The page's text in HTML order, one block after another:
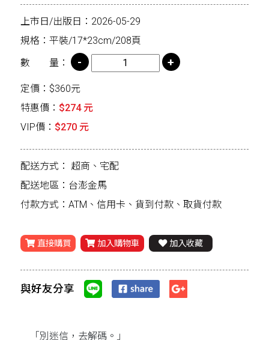
上市日/出版日：2026-05-29
規格：平裝/17*23cm/208頁
數 量：
定價：$360元
特惠價： $274 元
VIP價： $270 元
配送方式： 超商、宅配
配送地區：台澎金馬
付款方式：ATM、信用卡、貨到付款、取貨付款
直接購買 加入購物車 加入收藏
與好友分享
「別迷信，去解碼。」